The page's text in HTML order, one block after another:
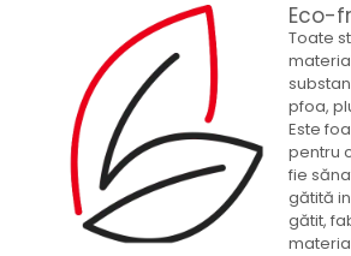
Eco-
Toate
pfoa,
Este
pentru
fie
gătită
gătit,